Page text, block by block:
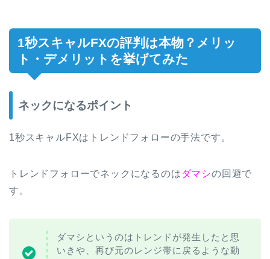
1秒スキャルFXの評判は本物？メリッ
ト・デメリットを挙げてみた
ネックになるポイント
1秒スキャルFXはトレンドフォローの手法です。
トレンドフォローでネックになるのは ダマシの回避で
す。
ダマシというのはトレンドが発生したと思
いきや、再び元のレンジ帯に戻るような動